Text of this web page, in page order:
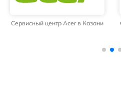
Сервисный центр Acer в Казани